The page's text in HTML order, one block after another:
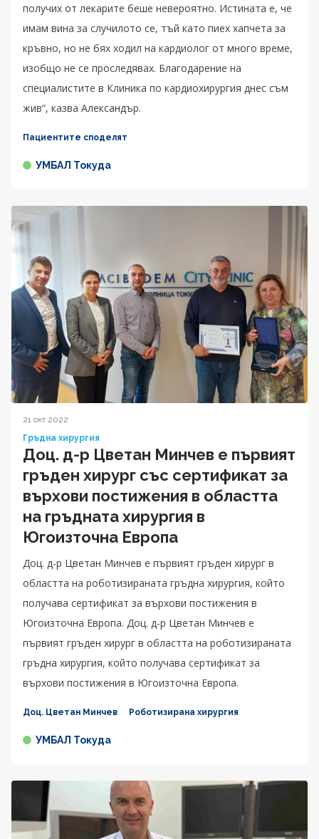
получих от лекарите беше невероятно. Истината е, че
имам вина за случилото се, тъй като пиех хапчета за
кръвно, но не бях ходил на кардиолог от много време,
изобщо не се проследявах. Благодарение на
специалистите в Клиника по кардиохирургия днес съм
жив“, казва Александър.
Пациентите споделят
УМБАЛ Токуда
21 окт 2022
Гръдна хирургия
Доц. д-р Цветан Минчев е първият
гръден хирург със сертификат за
върхови постижения в областта
на гръдната хирургия в
Югоизточна Европа
Доц. д-р Цветан Минчев е първият гръден хирург в
областта на роботизираната гръдна хирургия, който
получава сертификат за върхови постижения в
Югоизточна Европа. Доц. д-р Цветан Минчев е
първият гръден хирург в областта на роботизираната
гръдна хирургия, който получава сертификат за
върхови постижения в Югоизточна Европа.
Доц. Цветан Минчев Роботизирана хирургия
УМБАЛ Токуда